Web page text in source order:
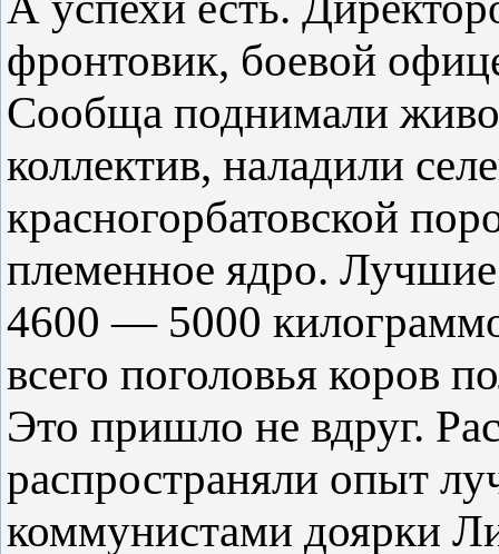
фронтовик, боевой
Сообща поднимали
коллектив, наладили
красногорбатовской
племенное ядро.
4600 — 5000
всего поголовья коров
Это пришло не вдруг.
распространяли опыт
коммунистами доярки